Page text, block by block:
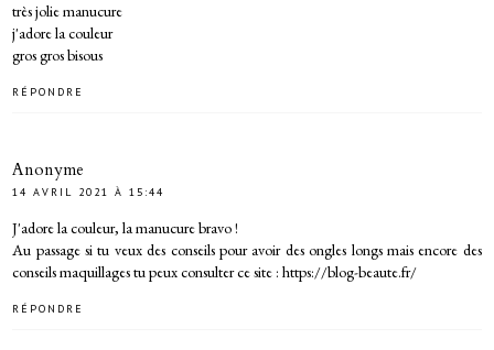
très jolie manucure
j'adore la couleur
gros gros bisous
RÉPONDRE
Anonyme
14 AVRIL 2021 À 15:44
J'adore la couleur, la manucure bravo !
Au passage si tu veux des conseils pour avoir des ongles longs mais encore des
conseils maquillages tu peux consulter ce site : https://blog-beaute.fr/
RÉPONDRE